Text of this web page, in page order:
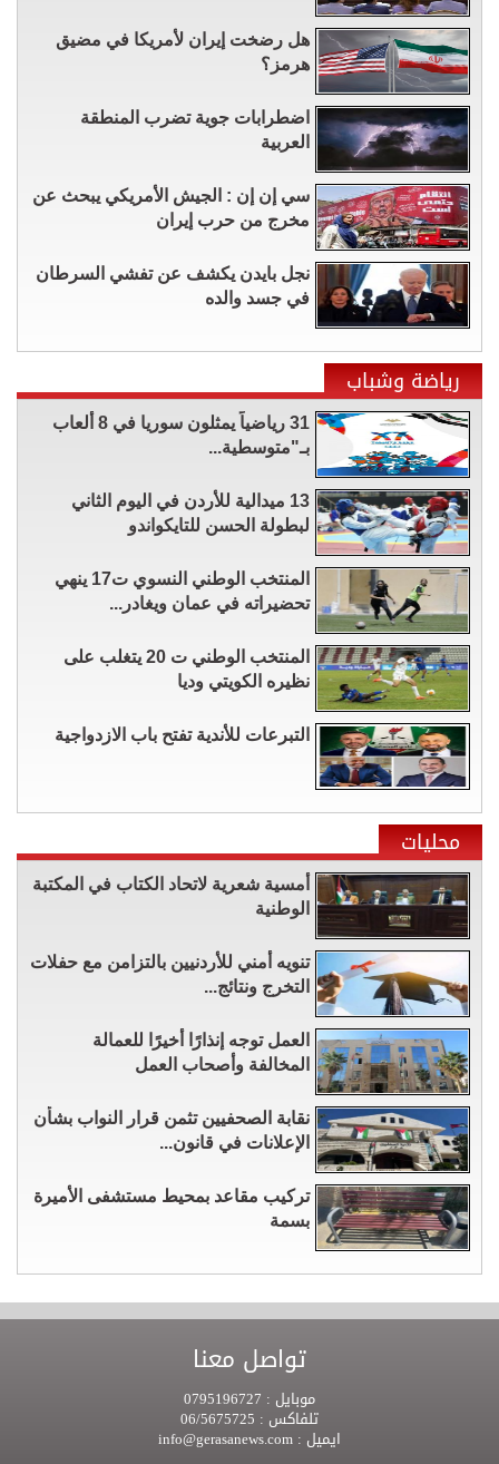
هل رضخت إيران لأمريكا في مضيق
هرمز؟
اضطرابات جوية تضرب المنطقة
العربية
سي إن إن : الجيش الأمريكي يبحث عن
مخرج من حرب إيران
نجل بايدن يكشف عن تفشي السرطان
في جسد والده
رياضة وشباب
31 رياضياً يمثلون سوريا في 8 ألعاب
بـ"متوسطية...
13 ميدالية للأردن في اليوم الثاني
لبطولة الحسن للتايكواندو
المنتخب الوطني النسوي ت17 ينهي
تحضيراته في عمان ويغادر...
المنتخب الوطني ت 20 يتغلب على
نظيره الكويتي وديا
التبرعات للأندية تفتح باب الازدواجية
محليات
أمسية شعرية لاتحاد الكتاب في المكتبة
الوطنية
تنويه أمني للأردنيين بالتزامن مع حفلات
التخرج ونتائج...
العمل توجه إنذارًا أخيرًا للعمالة
المخالفة وأصحاب العمل
نقابة الصحفيين تثمن قرار النواب بشأن
الإعلانات في قانون...
تركيب مقاعد بمحيط مستشفى الأميرة
بسمة
تواصل معنا
موبايل :
تلفاكس :
ايميل :